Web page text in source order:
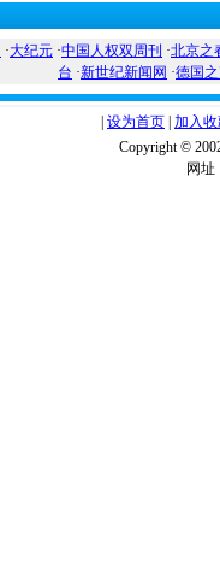
·大纪元 ·中国人权双周刊 ·北京之
台 ·新世纪新闻网 ·德国
设为首页 加入
Copyright ©
网址